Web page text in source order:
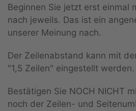
Beginnen Sie jetzt erst einmal
nach jeweils. Das ist ein
unserer Meinung nach.
Der Zeilenabstand kann mit
"1,5 Zeilen" eingestellt werden.
Bestätigen Sie NOCH NICHT
noch der Zeilen- und